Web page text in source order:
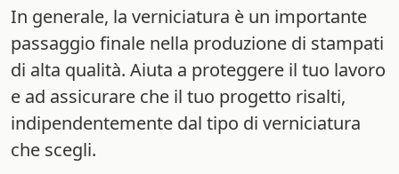
In generale, la verniciatura è un importante
passaggio finale nella produzione di stampati
di alta qualità. Aiuta a proteggere il tuo lavoro
e ad assicurare che il tuo progetto risalti,
indipendentemente dal tipo di verniciatura
che scegli.